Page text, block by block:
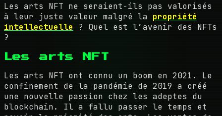
Les arts NFT ne seraient-ils pas valorisés
à leur juste valeur malgré la propriété
intellectuelle
? Quel est l’avenir des NFTs
?
Les arts NFT
Les arts NFT ont connu un boom en 2021. Le
confinement de la pandémie de 2019 a créé
une nouvelle passion chez les adeptes du
blockchain. Il a fallu passer le temps et